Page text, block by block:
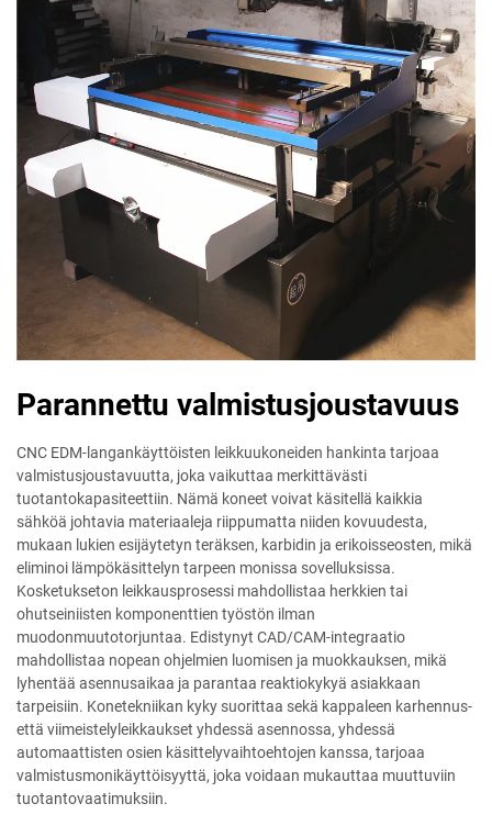
Parannettu valmistusjoustavuus
CNC EDM-langankäyttöisten leikkuukoneiden hankinta tarjoaa
valmistusjoustavuutta, joka vaikuttaa merkittävästi
tuotantokapasiteettiin. Nämä koneet voivat käsitellä kaikkia
sähköä johtavia materiaaleja riippumatta niiden kovuudesta,
mukaan lukien esijäytetyn teräksen, karbidin ja erikoisseosten, mikä
eliminoi lämpökäsittelyn tarpeen monissa sovelluksissa.
Kosketukseton leikkausprosessi mahdollistaa herkkien tai
ohutseiniisten komponenttien työstön ilman
muodonmuutotorjuntaa. Edistynyt CAD/CAM-integraatio
mahdollistaa nopean ohjelmien luomisen ja muokkauksen, mikä
lyhentää asennusaikaa ja parantaa reaktiokykyä asiakkaan
tarpeisiin. Konetekniikan kyky suorittaa sekä kappaleen karhennus-
että viimeistelyleikkaukset yhdessä asennossa, yhdessä
automaattisten osien käsittelyvaihtoehtojen kanssa, tarjoaa
valmistusmonikäyttöisyyttä, joka voidaan mukauttaa muuttuviin
tuotantovaatimuksiin.